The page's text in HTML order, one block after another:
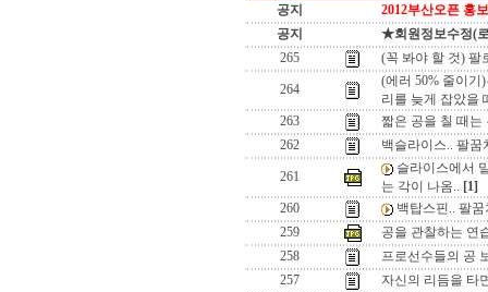
공지
2012부산오픈 홍
공지
★회원정보수정(
265
(꼭 봐야 할 것) 팔
264
(에러 50% 줄이기
리를 늦게 잡았을
263
짧은 공을 칠 때는
262
백슬라이스.. 팔꿈
261
슬라이스에서
는 각이 나옴.. [1]
260
백탑스핀.. 팔
259
공을 관찰하는 연
258
프로선수들의 공
257
자신의 리듬을 타